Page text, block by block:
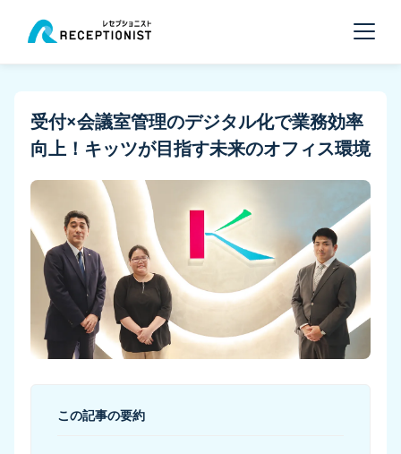
受付×会議室管理のデジタル化で業務効率
向上！キッツが目指す未来のオフィス環境
この記事の要約